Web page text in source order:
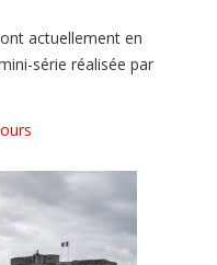
actuellement en
série réalisée par